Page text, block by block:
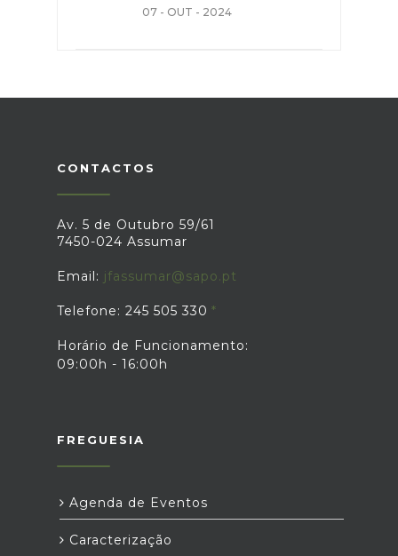
07 - OUT - 2024
CONTACTOS
Av. 5 de Outubro 59/61
7450-024 Assumar
Email: jfassumar@sapo.pt
Telefone: 245 505 330
Horário de Funcionamento:
09:00h - 16:00h
FREGUESIA
Agenda de Eventos
Caracterização